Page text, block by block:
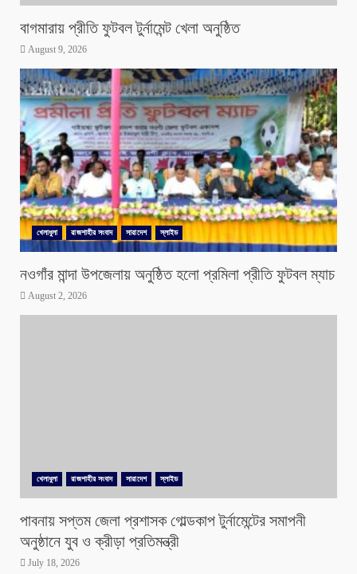
বাগমারায় প্রীতি ফুটবল টুর্নামেন্ট খেলা অনুষ্ঠিত
August 9, 2026
খেলাধুলা রাজশাহীর সংবাদ সারাদেশ স্লাইড
নওগাঁর মান্দা উপজেলায় অনুষ্ঠিত হলো প্রমিলা প্রীতি ফুটবল ম্যাচ
August 2, 2026
খেলাধুলা রাজশাহীর সংবাদ সারাদেশ স্লাইড
পাবনায় সপ্তম জেলা প্রশাসক গোল্ডকাপ টুর্নামেন্টের সমাপনী
অনুষ্ঠানে যুব ও ক্রীড়া প্রতিমন্ত্রী
July 18, 2026